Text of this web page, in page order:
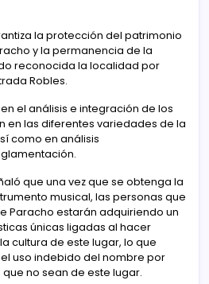
la protección del patrimonio
y la permanencia de la
reconocida la localidad por
Robles.
el análisis e integración de los
en las diferentes variedades de la
como en análisis
que una vez que se obtenga la
musical, las personas que
Paracho estarán adquiriendo un
únicas ligadas al hacer
cultura de este lugar, lo que
uso indebido del nombre por
no sean de este lugar.